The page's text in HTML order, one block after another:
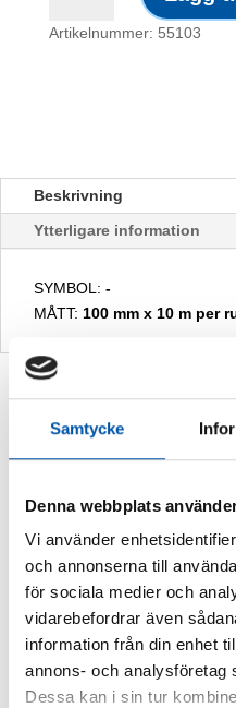
Samtycke
Denna webbplats
Vi använder
och annonserna till
för sociala medier och
vidarebefordrar även
information från din enhet
annons- och analysföretag
Dessa kan i sin tur
GASUTLOPP
Artikelnummer: 55103
Beskrivning
Ytterligare information
SYMBOL: -
MÅTT: 100 mm x 10 m per
SJUKHUS MÄRKN. SPECIAL
TEXT